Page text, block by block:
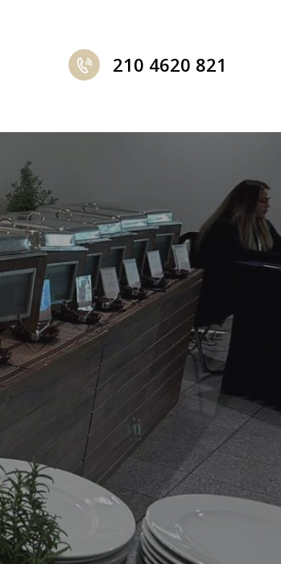
210 4620 821